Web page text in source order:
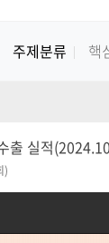
주제분류 핵
출 실적
)